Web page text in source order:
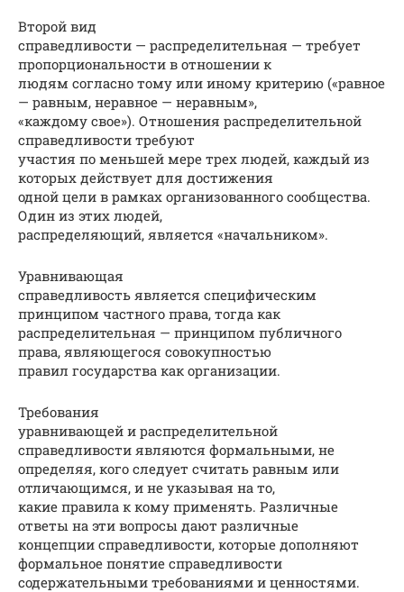
Второй вид
справедливости — распределительная — требует
пропорциональности в отношении к
людям согласно тому или иному критерию («равное
— равным, неравное — неравным»,
«каждому свое»). Отношения распределительной
справедливости требуют
участия по меньшей мере трех людей, каждый из
которых действует для достижения
одной цели в рамках организованного сообщества.
Один из этих людей,
распределяющий, является «начальником».
Уравнивающая
справедливость является специфическим
принципом частного права, тогда как
распределительная — принципом публичного
права, являющегося совокупностью
правил государства как организации.
Требования
уравнивающей и распределительной
справедливости являются формальными, не
определяя, кого следует считать равным или
отличающимся, и не указывая на то,
какие правила к кому применять. Различные
ответы на эти вопросы дают различные
концепции справедливости, которые дополняют
формальное понятие справедливости
содержательными требованиями и ценностями.